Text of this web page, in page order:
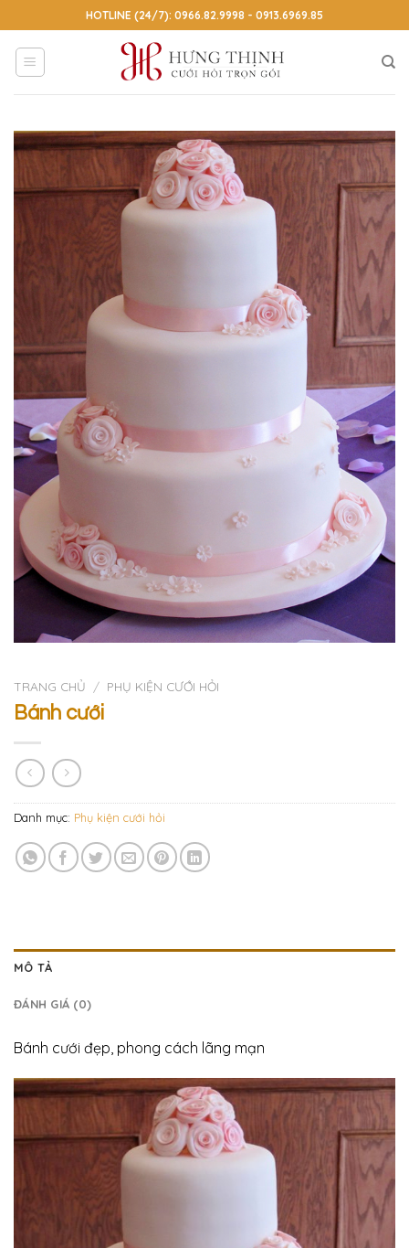
to
content
HOTLINE (24/7): 0966.82.9998 - 0913.6969.85
TRANG CHỦ / PHỤ KIỆN CƯỚI HỎI
Bánh cưới
Danh mục: Phụ kiện cưới hỏi
MÔ TẢ
ĐÁNH GIÁ (0)
Bánh cưới đẹp, phong cách lãng mạn